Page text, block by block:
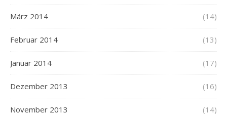
März 2014 (14)
Februar 2014 (13)
Januar 2014 (17)
Dezember 2013 (16)
November 2013 (14)